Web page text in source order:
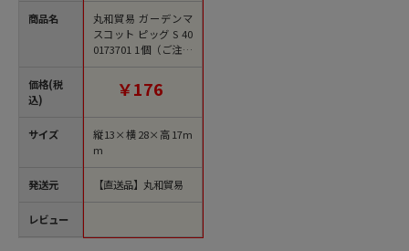
商品名
価格(税
込)
サイズ
発送元
レビュー
丸和貿易 ガーデンマ
スコット ピッグ S 40
0173701 1個（ご注文
単位12個）【直送
￥176
縦13×横28×高17m
m
【直送品】丸和貿易